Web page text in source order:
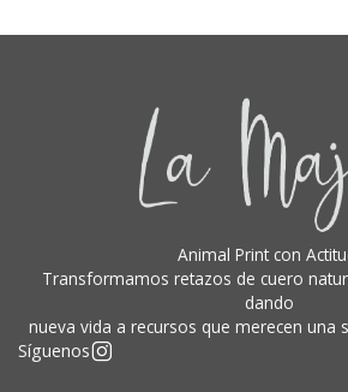
Animal Print con
Transformamos retazos de cuero
dando
nueva vida a recursos que merecen una
Síguenos